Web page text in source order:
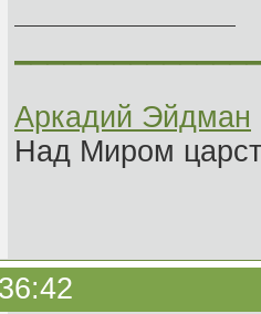
Аркадий Эйдман
Над Миром